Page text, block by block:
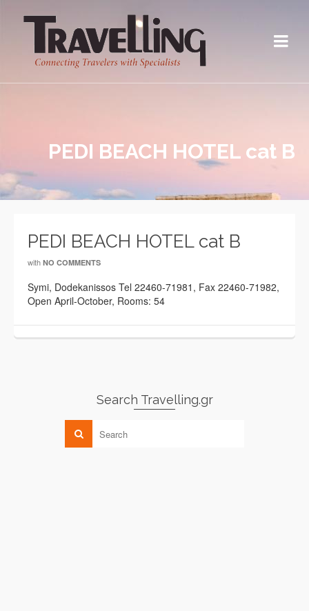
PEDI BEACH HOTEL cat B
PEDI BEACH HOTEL cat B
with NO COMMENTS
Symi, Dodekanissos Tel 22460-71981, Fax 22460-71982,
Open April-October, Rooms: 54
Search Travelling.gr